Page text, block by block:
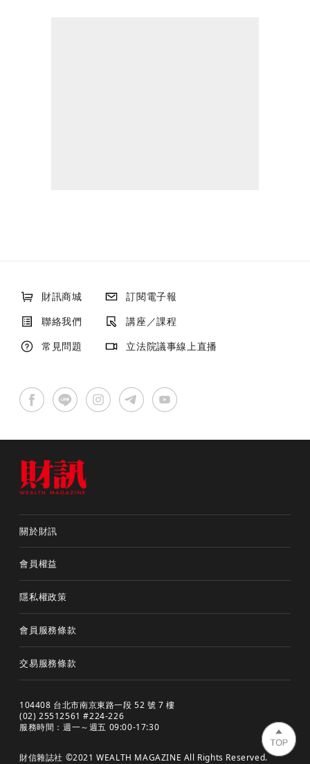
財訊商城
訂閱電子報
聯絡我們
講座／課程
常見問題
立法院議事線上直播
關於財訊
會員權益
隱私權政策
會員服務條款
交易服務條款
104408 台北市南京東路一段 52 號 7 樓
(02) 25512561 #224-226
服務時間：週一～週五 09:00-17:30
財信雜誌社 ©2021 WEALTH MAGAZINE All Rights Reserved.